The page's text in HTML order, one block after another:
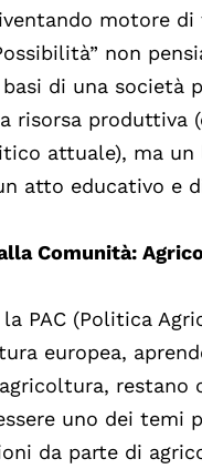
motore
non
di una società
risorsa
attuale), ma
atto educativo e
Comunità:
PAC (Politica
europea,
uno dei temi
da parte di